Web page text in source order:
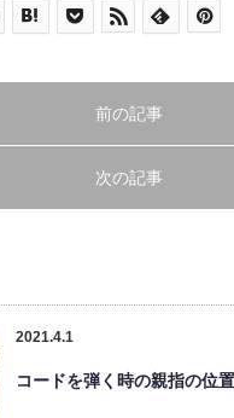
前の記事
次の記事
2021.4.1
コードを弾く時の親指の位